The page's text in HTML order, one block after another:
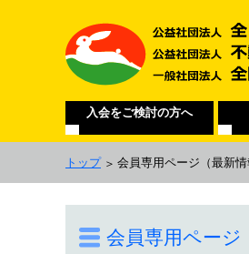
入会をご検討の方へ
トップ 会員専用ページ （最新情
会員専用ページ